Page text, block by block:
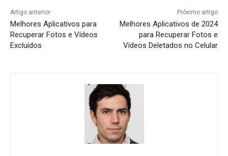
Artigo anterior
Melhores Aplicativos para
Recuperar Fotos e Vídeos
Excluídos
Próximo artigo
Melhores Aplicativos de 2024
para Recuperar Fotos e
Vídeos Deletados no Celular